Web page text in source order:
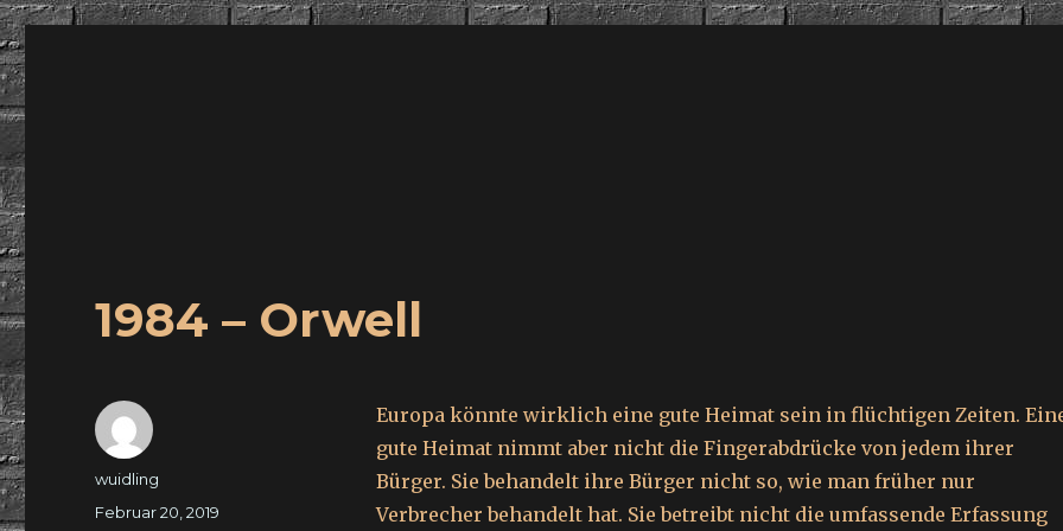
1984 – Orwell
Europa könnte wirklich eine gute Heimat sein in flüchtigen Zeiten.
gute Heimat nimmt aber nicht die Fingerabdrücke von jedem ihrer
Bürger. Sie behandelt ihre Bürger nicht so, wie man früher nur
Verbrecher behandelt hat. Sie betreibt nicht die umfassende Erfassung
Autor
wuidling
Veröffentlicht
Februar 20, 2019